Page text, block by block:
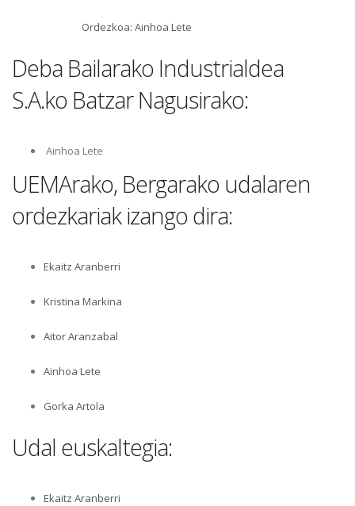
Ordezkoa: Ainhoa Lete
Deba Bailarako Industrialdea
S.A.ko Batzar Nagusirako:
Ainhoa Lete
UEMArako, Bergarako udalaren
ordezkariak izango dira:
Ekaitz Aranberri
Kristina Markina
Aitor Aranzabal
Ainhoa Lete
Gorka Artola
Udal euskaltegia:
Ekaitz Aranberri